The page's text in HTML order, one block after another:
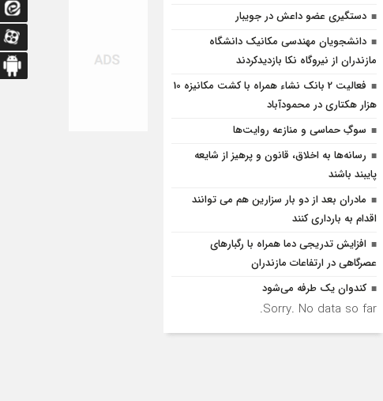
دستگیری عضو داعش در جویبار
دانشجویان مهندسی مکانیک دانشگاه
مازندران از نيروگاه نکا بازديدكردند
فعالیت 2 بانک نشاء همراه با کشت مکانیزه 10
هزار هکتاری در محمودآباد
سوگِ حماسی و منازعه روایت‌ها
رسانه‌ها به اخلاق، قانون و پرهیز از شایعه
پایبند باشند
مادران بعد از دو بار سزارین هم می توانند
اقدام به بارداری کنند
افزایش تدریجی دما همراه با رگبارهای
عصرگاهی در ارتفاعات مازندران
کندوان یک طرفه می‌شود
Sorry. No data so far.